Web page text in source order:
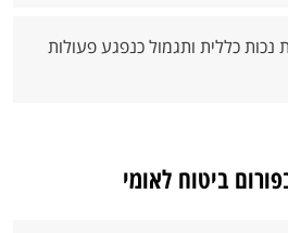
כללית ותגמול כנפגע פעולות
ביטוח לאומי